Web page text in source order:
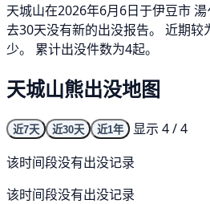
天城山在2026年6月6日于伊豆市
去30天没有新的出没报告。 近期较
少。 累计出没件数为4起。
天城山熊出没地图
近7天 近30天 近1年
显示 4 / 4
该时间段没有出没记录
该时间段没有出没记录